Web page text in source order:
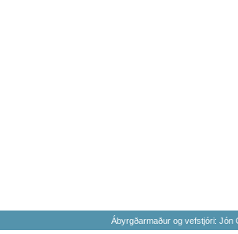
Ábyrgðarmaður og vefstjóri: Jón